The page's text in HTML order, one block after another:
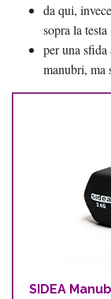
da qui,
sopra la testa
per una sfida
manubri, ma
SIDEA